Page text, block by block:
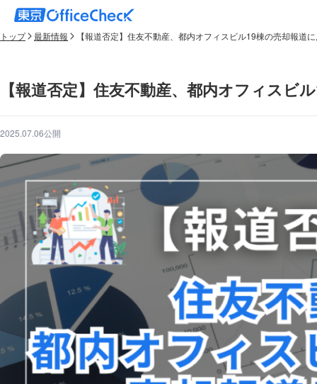
トップ 最新情報 【報道否定】住友不動産、都内オフィスビル19棟の売却報道
【報道否定】住友不動産、都内オフィスビ
2025.07.06公開